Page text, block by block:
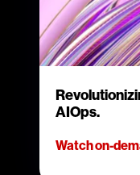
AIOps.
Watch on-